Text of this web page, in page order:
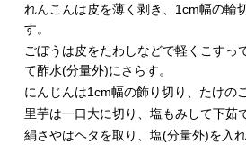
れんこんは皮を薄く剥き、1cm幅の輪
す。
ごぼうは皮をたわしなどで軽くこすっ
て酢水(分量外)にさらす。
にんじんは1cm幅の飾り切り、たけの
里芋は一口大に切り、塩もみして下茹
絹さやはヘタを取り、塩(分量外)を入